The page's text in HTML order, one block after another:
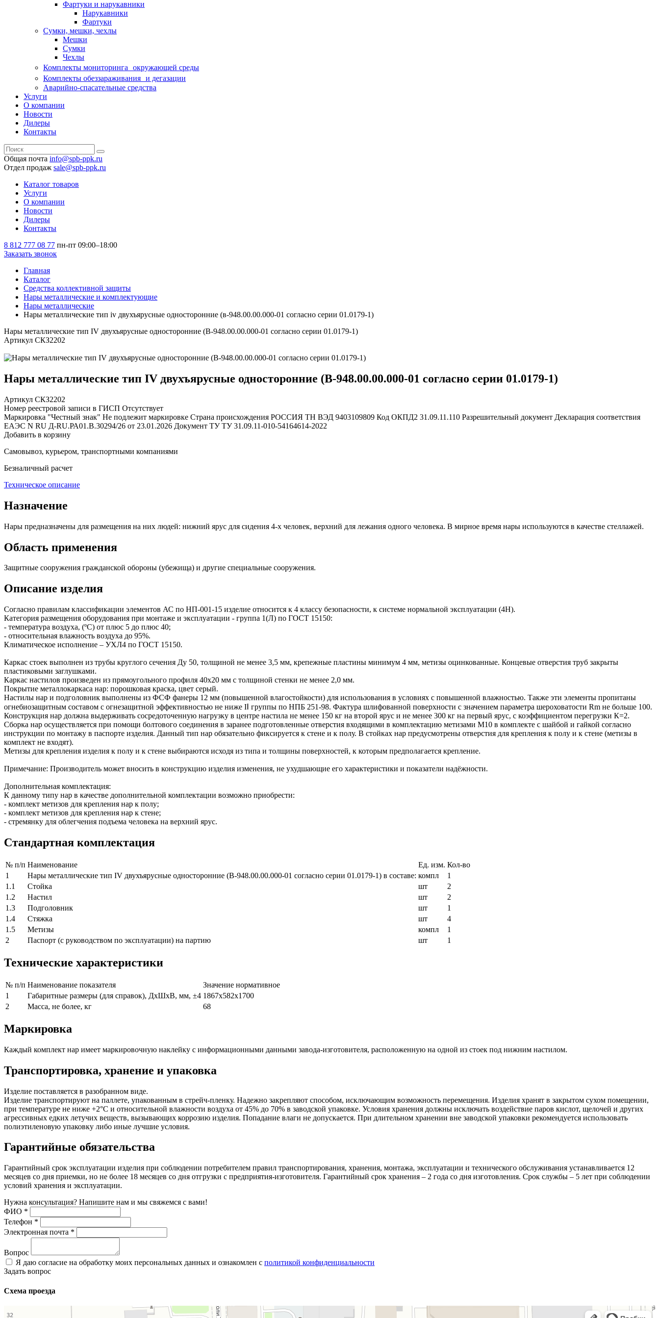
Фартуки и нарукавники
Нарукавники
Фартуки
Сумки, мешки, чехлы
Мешки
Сумки
Чехлы
Комплекты мониторинга окружающей среды
Комплекты обеззараживания и дегазации
Аварийно-спасательные средства
Услуги
О компании
Новости
Дилеры
Контакты
Общая почта info@spb-ppk.ru
Отдел продаж sale@spb-ppk.ru
Каталог товаров
Услуги
О компании
Новости
Дилеры
Контакты
8 812 777 08 77 пн-пт 09:00–18:00
Заказать звонок
Главная
Каталог
Средства коллективной защиты
Нары металлические и комплектующие
Нары металлические
Нары металлические тип iv двухъярусные односторонние (в-948.00.00.000-01 согласно серии 01.0179-1)
Нары металлические тип IV двухъярусные односторонние (В-948.00.00.000-01 согласно серии 01.0179-1)
Артикул СКЗ2202
Нары металлические тип IV двухъярусные односторонние (В-948.00.00.000-01 согласно серии 01.0179-1)
Артикул СКЗ2202
Номер реестровой записи в ГИСП Отсутствует
Маркировка "Честный знак" Не подлежит маркировке Страна происхождения РОССИЯ ТН ВЭД 9403109809 Код ОКПД2 31.09.11.110 Разрешительный документ Декларация соответствия
ЕАЭС N RU Д-RU.РА01.В.30294/26 от 23.01.2026 Документ ТУ ТУ 31.09.11-010-54164614-2022
Добавить в корзину
Самовывоз, курьером, транспортными компаниями
Безналичный расчет
Техническое описание
Назначение
Нары предназначены для размещения на них людей: нижний ярус для сидения 4-х человек, верхний для лежания одного человека. В мирное время нары используются в качестве стеллажей.
Область применения
Защитные сооружения гражданской обороны (убежища) и другие специальные сооружения.
Описание изделия
Согласно правилам классификации элементов АС по НП-001-15 изделие относится к 4 классу безопасности, к системе нормальной эксплуатации (4Н).
Категория размещения оборудования при монтаже и эксплуатации - группа 1(Л) по ГОСТ 15150:
- температура воздуха, (ºС) от плюс 5 до плюс 40;
- относительная влажность воздуха до 95%.
Климатическое исполнение – УХЛ4 по ГОСТ 15150.
Каркас стоек выполнен из трубы круглого сечения Ду 50, толщиной не менее 3,5 мм, крепежные пластины минимум 4 мм, метизы оцинкованные. Концевые отверстия труб закрыты
пластиковыми заглушками.
Каркас настилов произведен из прямоугольного профиля 40х20 мм с толщиной стенки не менее 2,0 мм.
Покрытие металлокаркаса нар: порошковая краска, цвет серый.
Настилы нар и подголовник выполнены из ФСФ фанеры 12 мм (повышенной влагостойкости) для использования в условиях с повышенной влажностью. Также эти элементы пропитаны
огнебиозащитным составом с огнезащитной эффективностью не ниже IⅠ группы по НПБ 251-98. Фактура шлифованной поверхности с значением параметра шероховатости Rm не больше 100.
Конструкция нар должна выдерживать сосредоточенную нагрузку в центре настила не менее 150 кг на второй ярус и не менее 300 кг на первый ярус, с коэффициентом перегрузки К=2.
Сборка нар осуществляется при помощи болтового соединения в заранее подготовленные отверстия входящими в комплектацию метизами М10 в комплекте с шайбой и гайкой согласно
инструкции по монтажу в паспорте изделия. Данный тип нар обязательно фиксируется к стене и к полу. В стойках нар предусмотрены отверстия для крепления к полу и к стене (метизы в
комплект не входят).
Метизы для крепления изделия к полу и к стене выбираются исходя из типа и толщины поверхностей, к которым предполагается крепление.
Примечание: Производитель может вносить в конструкцию изделия изменения, не ухудшающие его характеристики и показатели надёжности.
Дополнительная комплектация:
К данному типу нар в качестве дополнительной комплектации возможно приобрести:
- комплект метизов для крепления нар к полу;
- комплект метизов для крепления нар к стене;
- стремянку для облегчения подъема человека на верхний ярус.
Стандартная комплектация
№ п/п Наименование Ед. изм. Кол-во
1
Нары металлические тип IV двухъярусные односторонние (В-948.00.00.000-01 согласно серии 01.0179-1) в составе: компл
1
1.1
Стойка шт
2
1.2
Настил шт
2
1.3
Подголовник шт
1
1.4
Стяжка шт
4
1.5
Метизы компл
1
2
Паспорт (с руководством по эксплуатации) на партию шт 1
Технические характеристики
№ п/п Наименование показателя
Значение нормативное
1
Габаритные размеры (для справок), ДхШхВ, мм, ±4 1867х582х1700
2
Масса, не более, кг 68
Маркировка
Каждый комплект нар имеет маркировочную наклейку с информационными данными завода-изготовителя, расположенную на одной из стоек под нижним настилом.
Транспортировка, хранение и упаковка
Изделие поставляется в разобранном виде.
Изделие транспортируют на паллете, упакованным в стрейч-пленку. Надежно закрепляют способом, исключающим возможность перемещения. Изделия хранят в закрытом сухом помещении,
при температуре не ниже +2°С и относительной влажности воздуха от 45% до 70% в заводской упаковке. Условия хранения должны исключать воздействие паров кислот, щелочей и других
агрессивных едких летучих веществ, вызывающих коррозию изделия. Попадание влаги не допускается. При длительном хранении вне заводской упаковки рекомендуется использовать
полиэтиленовую упаковку либо иные лучшие условия.
Гарантийные обязательства
Гарантийный срок эксплуатации изделия при соблюдении потребителем правил транспортирования, хранения, монтажа, эксплуатации и технического обслуживания устанавливается 12
месяцев со дня приемки, но не более 18 месяцев со дня отгрузки с предприятия-изготовителя. Гарантийный срок хранения – 2 года со дня изготовления. Срок службы – 5 лет при соблюдении
условий хранения и эксплуатации.
Нужна консультация? Напишите нам и мы свяжемся с вами!
ФИО *
Телефон *
Электронная почта *
Вопрос
Я даю согласие на обработку моих персональных данных и ознакомлен с политикой конфиденциальности
Задать вопрос
Схема проезда